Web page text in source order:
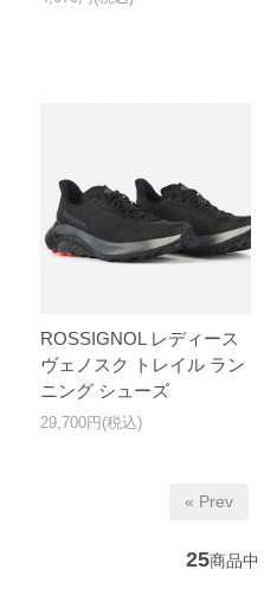
ROSSIGNOL レディース
ヴェノスク トレイル ラン
ニング シューズ
29,700円(税込)
« Prev
25商品中